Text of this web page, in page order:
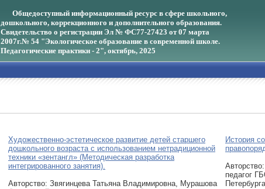
Общедоступный информационный ресурс в сфере школьного,
дошкольного, коррекционного и дополнительного образования.
Свидетельство о регистрации Эл № ФС77-27423 от 07 марта
2007г.№ 54 "Экологическое образование в современной школе.
Педагогические практики - 2", октябрь, 2025
Художественно-эстетическое развитие детей старшего
дошкольного возраста с использованием нетрадиционной
техники «зентангл» (Методическая разработка
интегрированного занятия).
Авторcтво: Звягинцева Татьяна Владимировна, Мурашова
История
педагог
Петербурга